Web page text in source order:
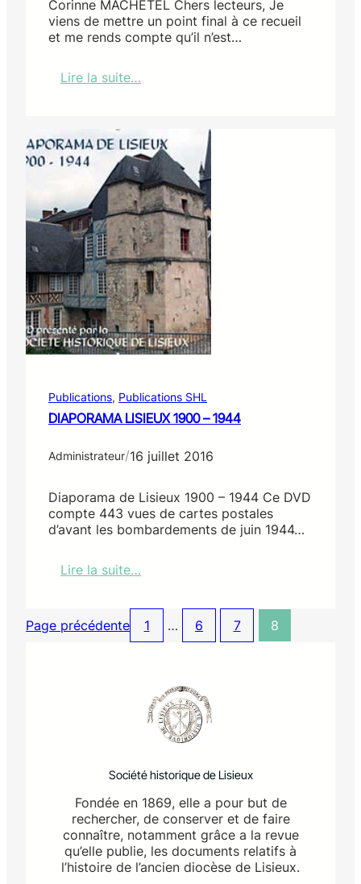
N
o
r
n
h
L
n
Corinne MACHETEL Chers lecteurs, Je
viens de mettre un point final à ce recueil
et me rends compte qu’il n’est…
Lire la suite…
m
i
l
l
e
d
e
P
r
i
e
Publications, Publications SHL
DIAPORAMA LISIEUX 1900 – 1944
Administrateur/16 juillet 2016
Diaporama de Lisieux 1900 – 1944 Ce DVD
compte 443 vues de cartes postales
d’avant les bombardements de juin 1944…
Lire la suite…
A
M
S
E
U
X
1
9
Page précédente 1 … 6 7 8
Société historique de Lisieux
Fondée en 1869, elle a pour but de
rechercher, de conserver et de faire
connaître, notamment grâce a la revue
qu’elle publie, les documents relatifs à
l’histoire de l’ancien diocèse de Lisieux.